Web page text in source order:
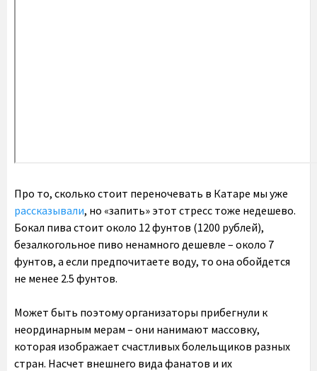
Про то, сколько стоит переночевать в Катаре мы уже
рассказывали, но «запить» этот стресс тоже недешево.
Бокал пива стоит около 12 фунтов (1200 рублей),
безалкогольное пиво ненамного дешевле – около 7
фунтов, а если предпочитаете воду, то она обойдется
не менее 2.5 фунтов.
Может быть поэтому организаторы прибегнули к
неординарным мерам – они нанимают массовку,
которая изображает счастливых болельщиков разных
стран. Насчет внешнего вида фанатов и их